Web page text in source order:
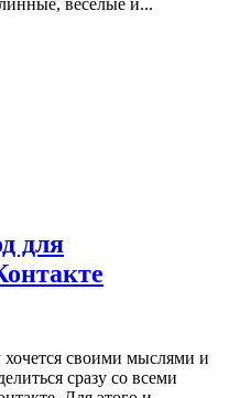
для
своими мыслями и
сразу со всеми